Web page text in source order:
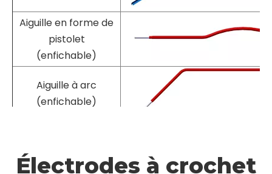
Électrodes de
laryngologie
(enfichable)
(enfichable)